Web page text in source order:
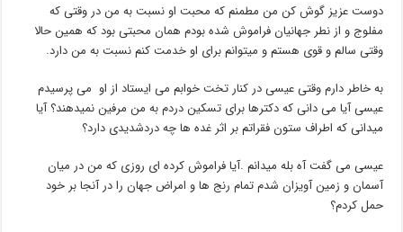
دوست عزیز گوش کن من مطمنم که محبت او نسبت به من در وقتی که
مفلوج و از نطر جهانیان فراموش شده بودم همان محبتی بود که همین حالا
وقتی سالم و قوی هستم و میتوانم برای او خدمت کنم نسبت به من دارد.
به خاطر دارم وقتی عیسی در کنار تخت خوابم می ایستاد از او می پرسیدم
عیسی آیا می دانی که دکترها برای تسکین دردم به من مرفین نمیدهند؟ آیا
میدانی که اطراف ستون فقراتم بر اثر غده ها چه دردشدیدی دارد؟
عیسی می گفت آه بله میدانم .آیا فراموش کرده ای روزی که من در میان
آسمان و زمین آویزان شدم تمام رنج ها و امراض جهان را در آنجا بر خود
حمل کردم؟